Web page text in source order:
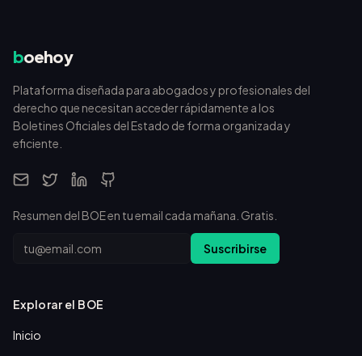
boehoy
Plataforma diseñada para abogados y profesionales del
derecho que necesitan acceder rápidamente a los
Boletines Oficiales del Estado de forma organizada y
eficiente.
Resumen del BOE en tu email cada mañana. Gratis.
Email Suscribirse
Explorar el BOE
Inicio